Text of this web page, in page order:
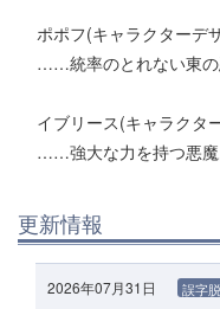
ポポフ(キャラクターデ
……統率のとれない東の
イブリース(キャラクタ
……強大な力を持つ悪魔
更新情報
2026年07月31日 誤字